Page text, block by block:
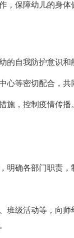
保障幼儿的身体
自我防护意识和
等密切配合，共
，控制疫情传播。
确各部门职责，
级活动等，向师